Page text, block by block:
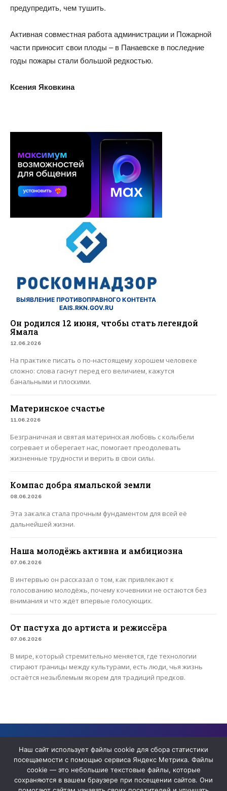
предупредить, чем тушить.
Активная совместная работа администрации и Пожарной
части приносит свои плоды – в Панаевске в последние
годы пожары стали большой редкостью.
Ксения Яковкина
ВЫЯВЛЕНИЕ ПРОТИВОПРАВНОГО КОНТЕНТА
EAIS.RKN.GOV.RU
Он родился 12 июня, чтобы стать легендой
Ямала
12.06.2026
На практике писать о по-настоящему хорошем человеке
сложно: слова гаснут перед его величием, кажутся
банальными и плоскими.
Материнское счастье
11.06.2026
Безграничная и святая материнская любовь с колыбели
согревает и оберегает нас, помогает преодолевать
жизненные трудности и верить в свои силы.
Компас добра ямальской земли
08.06.2026
Эта закалка стала прочным фундаментом для всей её
дальнейшей жизни.
Наша молодёжь активна и амбициозна
07.06.2026
В интервью он рассказал о том, как привлекают к
голосованию молодёжь, почему кочевники не остаются без
внимания и что ждёт впервые голосующих.
От пастуха до артиста и режиссёра
07.06.2026
В мире, который стремительно меняется, где технологии
стирают границы между культурами, есть люди, чья жизнь
остаётся незыблемым якорем для традиций предков.
прекратившего деятельность в качестве СМИ
Наш сайт использует файлы cookie для сбора статистики
посещаемости с помощью сервиса Яндекс Метрика. Файлы
cookie — это небольшие текстовые файлы, которые
сохраняются в вашем браузере при посещении сайтов. Они